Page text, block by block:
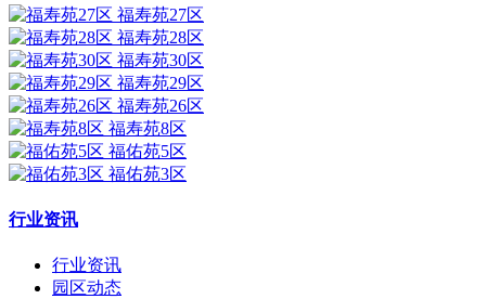
福寿苑27区
福寿苑28区
福寿苑30区
福寿苑29区
福寿苑26区
福寿苑8区
福佑苑5区
福佑苑3区
行业资讯
行业资讯
园区动态